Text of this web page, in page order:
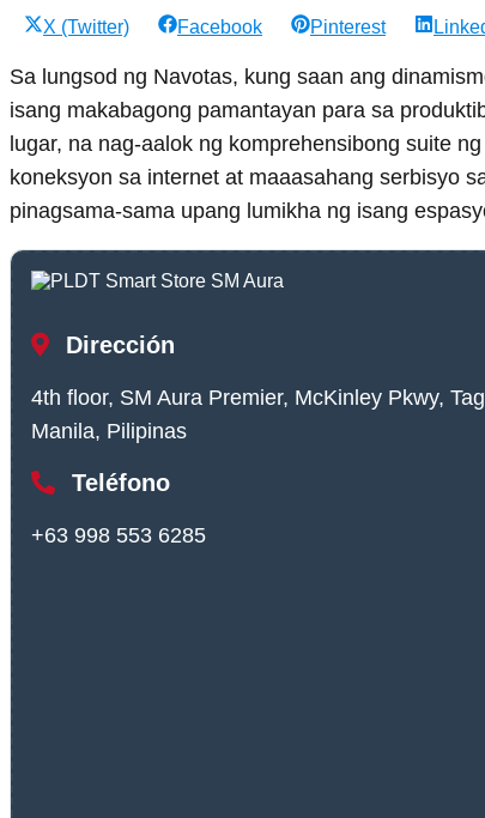
Share
X (Twitter)
Share
Facebook
Share
Pinterest
Share
Sa lungsod ng Navotas, kung saan ang
isang makabagong pamantayan para sa
lugar, na nag-aalok ng komprehensibong suite
koneksyon sa internet at maaasahang serbisyo
pinagsama-sama upang lumikha ng isang
Dirección
4th floor, SM Aura Premier, McKinley Pkwy,
Manila, Pilipinas
Teléfono
+63 998 553 6285